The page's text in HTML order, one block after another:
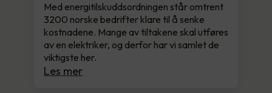
Med energitilskuddsordningen står omtrent
3200 norske bedrifter klare til å senke
kostnadene. Mange av tiltakene skal utføres
av en elektriker, og derfor har vi samlet de
viktigste her.
Les mer